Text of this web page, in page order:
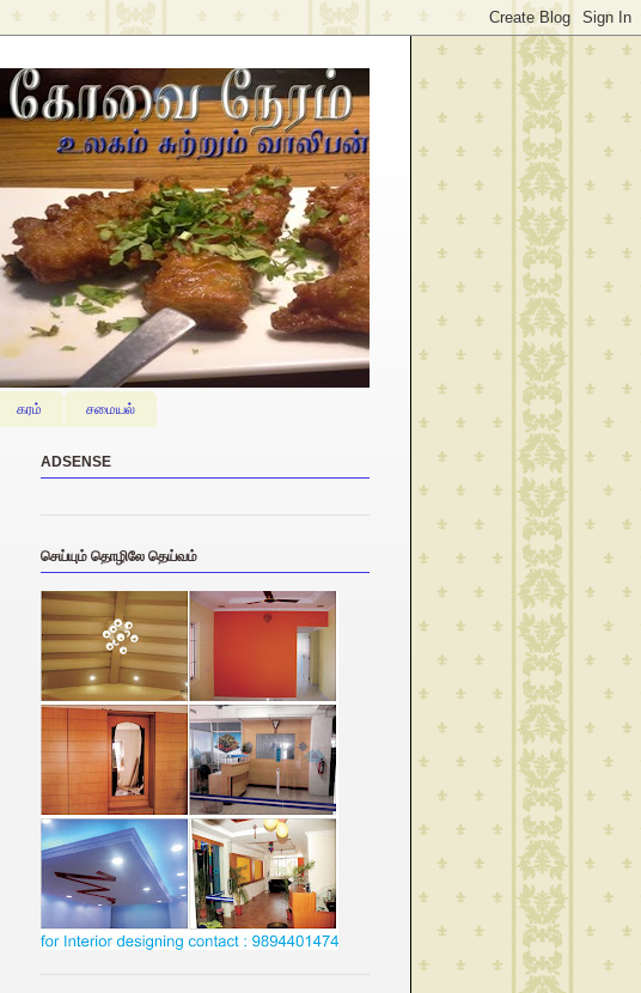
கரம் சமையல்
ADSENSE
செய்யும் தொழிலே தெய்வம்